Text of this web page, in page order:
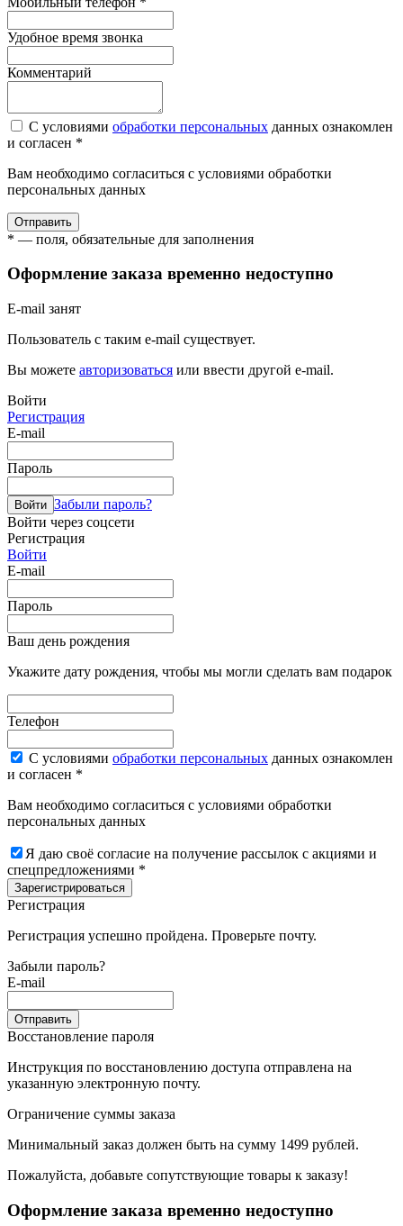
Удобное время звонка
Комментарий
С условиями обработки персональных данных ознакомлен
и согласен *
Вам необходимо согласиться с условиями обработки
персональных данных
Отправить
* — поля, обязательные для заполнения
Оформление заказа временно недоступно
E-mail занят
Пользователь с таким e-mail существует.
Вы можете авторизоваться или ввести другой e-mail.
Войти
Регистрация
E-mail
Пароль
Войти Забыли пароль?
Войти через соцсети
Регистрация
Войти
E-mail
Пароль
Ваш день рождения
Укажите дату рождения, чтобы мы могли сделать вам подарок
Телефон
С условиями обработки персональных данных ознакомлен
и согласен *
Вам необходимо согласиться с условиями обработки
персональных данных
Я даю своё согласие на получение рассылок с акциями и
спецпредложениями *
Зарегистрироваться
Регистрация
Регистрация успешно пройдена. Проверьте почту.
Забыли пароль?
E-mail
Отправить
Восстановление пароля
Инструкция по восстановлению доступа отправлена на
указанную электронную почту.
Ограничение суммы заказа
Минимальный заказ должен быть на сумму 1499 рублей.
Пожалуйста, добавьте сопутствующие товары к заказу!
Оформление заказа временно недоступно